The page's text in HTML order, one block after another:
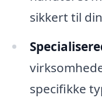
sikkert til
specifikke